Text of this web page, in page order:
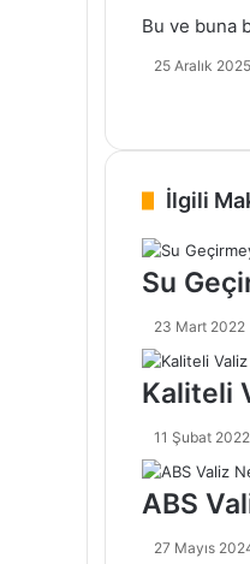
Bu ve buna
25 Aralık 2025
c
o
k
m
l
n
e
e
s
a
p
p
İlgili
Su
23 Mart 2022
Kaliteli
11 Şubat 2022
ABS
27 Mayıs